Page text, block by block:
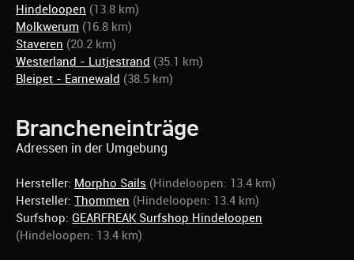
Hindeloopen (13.8 km)
Molkwerum (16.8 km)
Staveren (20.2 km)
Westerland - Lutjestrand (35.1 km)
Bleipet - Earnewald (38.5 km)
Brancheneinträge
Adressen in der Umgebung
Hersteller: Morpho Sails (Hindeloopen: 13.4 km)
Hersteller: Thommen (Hindeloopen: 13.4 km)
Surfshop: GEARFREAK Surfshop Hindeloopen
(Hindeloopen: 13.4 km)